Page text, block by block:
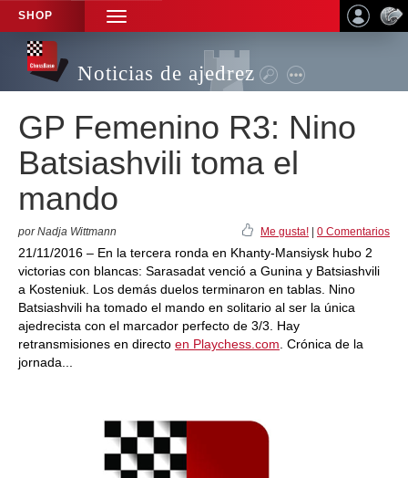
SHOP
TOGGLE
NAVIGATION
Noticias de ajedrez
GP Femenino R3: Nino
Batsiashvili toma el
mando
por Nadja Wittmann Me gusta! 0 Comentarios
21/11/2016 – En la tercera ronda en Khanty-Mansiysk hubo 2
victorias con blancas: Sarasadat venció a Gunina y Batsiashvili
a Kosteniuk. Los demás duelos terminaron en tablas. Nino
Batsiashvili ha tomado el mando en solitario al ser la única
ajedrecista con el marcador perfecto de 3/3. Hay
retransmisiones en directo en Playchess.com . Crónica de la
jornada...